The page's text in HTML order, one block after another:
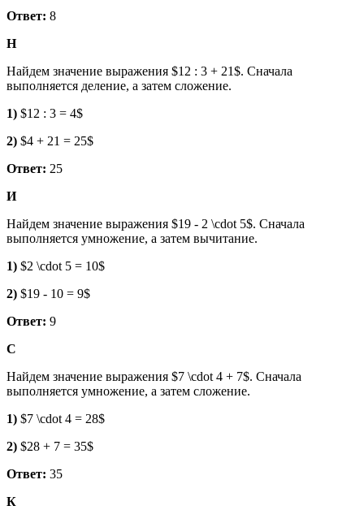
Ответ: 8
Н
Найдем значение выражения $12 : 3 + 21$. Сначала
выполняется деление, а затем сложение.
1) $12 : 3 = 4$
2) $4 + 21 = 25$
Ответ: 25
И
Найдем значение выражения $19 - 2 \cdot 5$. Сначала
выполняется умножение, а затем вычитание.
1) $2 \cdot 5 = 10$
2) $19 - 10 = 9$
Ответ: 9
С
Найдем значение выражения $7 \cdot 4 + 7$. Сначала
выполняется умножение, а затем сложение.
1) $7 \cdot 4 = 28$
2) $28 + 7 = 35$
Ответ: 35
К